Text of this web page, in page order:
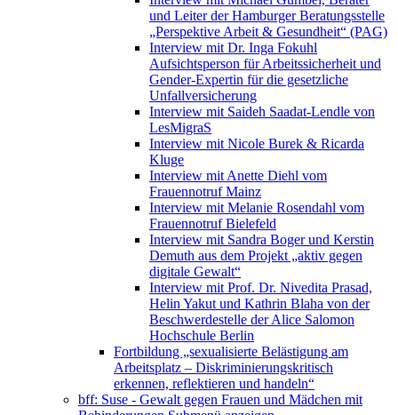
und Leiter der Hamburger Beratungsstelle
„Perspektive Arbeit & Gesundheit“ (PAG)
Interview mit Dr. Inga Fokuhl
Aufsichtsperson für Arbeitssicherheit und
Gender-Expertin für die gesetzliche
Unfallversicherung
Interview mit Saideh Saadat-Lendle von
LesMigraS
Interview mit Nicole Burek & Ricarda
Kluge
Interview mit Anette Diehl vom
Frauennotruf Mainz
Interview mit Melanie Rosendahl vom
Frauennotruf Bielefeld
Interview mit Sandra Boger und Kerstin
Demuth aus dem Projekt „aktiv gegen
digitale Gewalt“
Interview mit Prof. Dr. Nivedita Prasad,
Helin Yakut und Kathrin Blaha von der
Beschwerdestelle der Alice Salomon
Hochschule Berlin
Fortbildung „sexualisierte Belästigung am
Arbeitsplatz – Diskriminierungskritisch
erkennen, reflektieren und handeln“
bff: Suse - Gewalt gegen Frauen und Mädchen mit